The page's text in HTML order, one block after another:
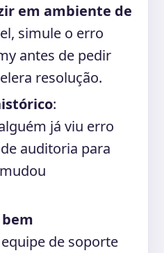
em ambiente de
simule o erro
antes de pedir
resolução.
:
já viu erro
auditoria para
de soporte